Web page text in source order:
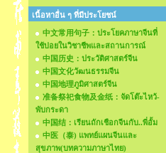
เนื้อหาอื่น ๆ ที่มีประโยชน์
中文常用句子：ประโยคภาษาจีนที่
ใช้บ่อยในวิชาชีพและสถานการณ์
中国历史：ประวัติศาสตร์จีน
中国文化วัฒนธรรมจีน
中国地理ภูมิศาสตร์จีน
准备祭祀食物及金纸：จัดโต๊ะไหว้-
พับกระดา
中国结：เรียนถักเชือกจีนกับ..พี่อั้ม
中医（泰) แพทย์แผนจีนและ
สุขภาพ(บทความภาษาไทย)